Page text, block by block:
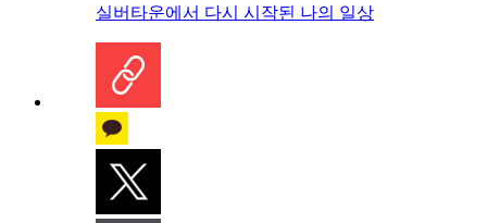
실버타운에서 다시 시작된 나의 일상